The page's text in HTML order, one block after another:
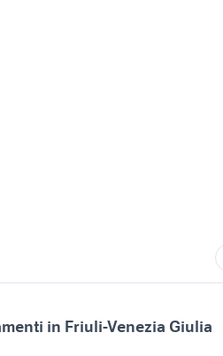
in Friuli-Venezia Giulia